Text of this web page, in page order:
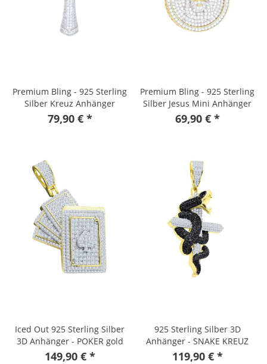
Premium Bling - 925 Sterling
Silber Kreuz Anhänger
79,90 € *
Premium Bling - 925 Sterling
Silber Jesus Mini Anhänger
gold
69,90 € *
Iced Out 925 Sterling Silber
3D Anhänger - POKER gold
149,90 € *
925 Sterling Silber 3D
Anhänger - SNAKE KREUZ
gold
119,90 € *